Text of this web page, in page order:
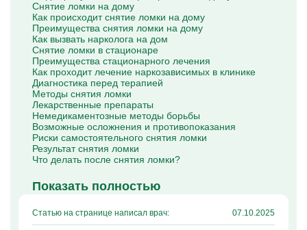
Капельницы Преднизолона
Цераксон капельница
Капельница Церебролизин
Капельница Мильгамма
Капельница Цефтриаксон
Капельница Ципрофлоксацин
Капельница Рингер
Снятие ломки на дому
Как происходит снятие ломки на дому
Преимущества снятия ломки на дому
Как вызвать нарколога на дом
Снятие ломки в стационаре
Преимущества стационарного лечения
Как проходит лечение наркозависимых в клинике
Диагностика перед терапией
Методы снятия ломки
Лекарственные препараты
Немедикаментозные методы борьбы
Возможные осложнения и противопоказания
Риски самостоятельного снятия ломки
Результат снятия ломки
Что делать после снятия ломки?
Показать полностью
Статью на странице написал врач: 07.10.2025